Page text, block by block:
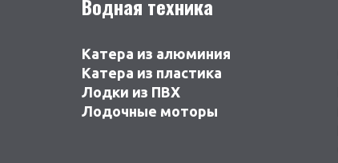
Водная техника
Катера из алюминия
Катера из пластика
Лодки из ПВХ
Лодочные моторы